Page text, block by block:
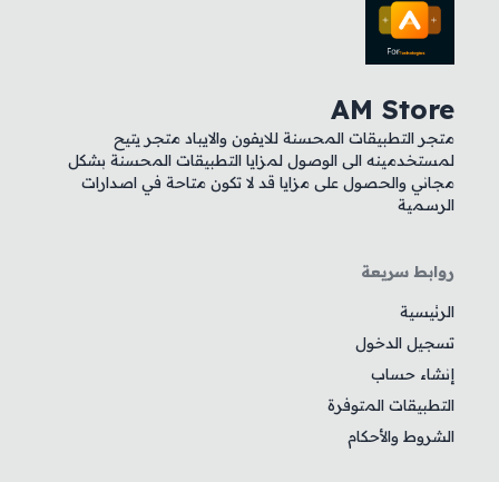
AM Store
متجر التطبيقات المحسنة للايفون والايباد متجر يتيح
لمستخدمينه الى الوصول لمزايا التطبيقات المحسنة بشكل
مجاني والحصول على مزايا قد لا تكون متاحة في اصدارات
الرسمية
روابط سريعة
الرئيسية
تسجيل الدخول
إنشاء حساب
التطبيقات المتوفرة
الشروط والأحكام